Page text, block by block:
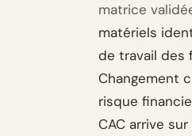
matrice
matériels
de travail des
Changement
risque
CAC arrive